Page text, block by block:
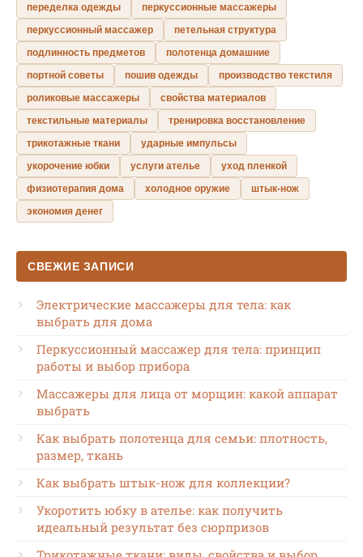
переделка одежды
перкуссионные массажеры
перкуссионный массажер
петельная структура
подлинность предметов
полотенца домашние
портной советы
пошив одежды
производство текстиля
роликовые массажеры
свойства материалов
текстильные материалы
тренировка восстановление
трикотажные ткани
ударные импульсы
укорочение юбки
услуги ателье
уход пленкой
физиотерапия дома
холодное оружие
штык-нож
экономия денег
СВЕЖИЕ ЗАПИСИ
Электрические массажеры для тела: как
выбрать для дома
Перкуссионный массажер для тела: принцип
работы и выбор прибора
Массажеры для лица от морщин: какой аппарат
выбрать
Как выбрать полотенца для семьи: плотность,
размер, ткань
Как выбрать штык-нож для коллекции?
Укоротить юбку в ателье: как получить
идеальный результат без сюрпризов